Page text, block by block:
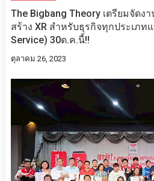
The Bigbang Theory เตรียมจัดง
สร้าง XR สำหรับธุรกิจทุกประเภท
Service) 30ต.ค.นี้!!
ตุลาคม 26, 2023